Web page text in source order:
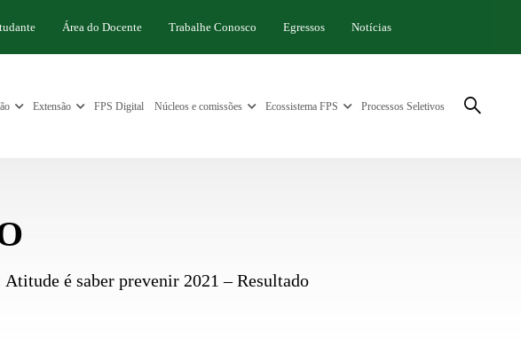
Área do Docente Trabalhe Conosco Egressos Notícias
Extensão FPS Digital Núcleos e comissões Ecossistema FPS Processos Seletivos
é saber prevenir 2021 – Resultado